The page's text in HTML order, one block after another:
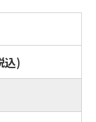
込)